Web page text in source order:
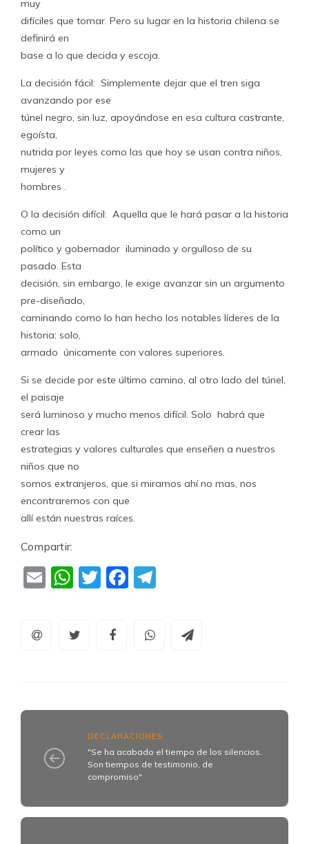
muy
difíciles que tomar. Pero su lugar en la historia chilena se
definirá en
base a lo que decida y escoja.
La decisión fácil: Simplemente dejar que el tren siga
avanzando por ese
túnel negro, sin luz, apoyándose en esa cultura castrante,
egoísta,
nutrida por leyes como las que hoy se usan contra niños,
mujeres y
hombres .
O la decisión difícil: Aquella que le hará pasar a la historia
como un
político y gobernador iluminado y orgulloso de su
pasado. Esta
decisión, sin embargo, le exige avanzar sin un argumento
pre-diseñado,
caminando como lo han hecho los notables líderes de la
historia: solo,
armado únicamente con valores superiores.
Si se decide por este último camino, al otro lado del túnel,
el paisaje
será luminoso y mucho menos difícil. Solo habrá que
crear las
estrategias y valores culturales que enseñen a nuestros
niños que no
somos extranjeros, que si miramos ahí no mas, nos
encontraremos con que
allí están nuestras raíces.
Compartir:
EmailWhatsApp
TwitterFacebook
DECLARACIONES
"Se ha acabado el tiempo de los silencios.
Son tiempos de testimonio, de
compromiso"